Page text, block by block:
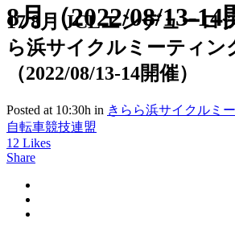
8月（2022/08/13-14
17 8月 JCLエンデューロ
ら浜サイクルミーティン
（2022/08/13-14開催）
Posted at 10:30h in きらら浜サイクルミ
自転車競技連盟
12 Likes
Share